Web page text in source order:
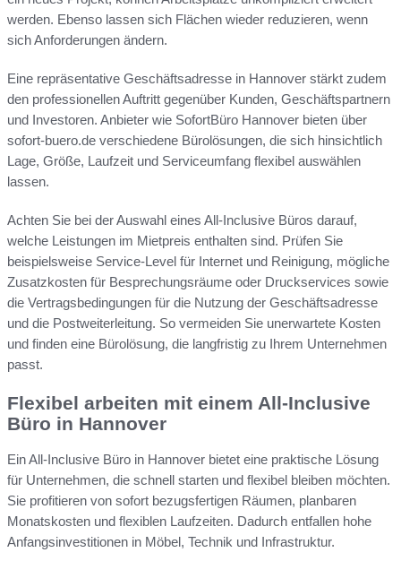
werden. Ebenso lassen sich Flächen wieder reduzieren, wenn
sich Anforderungen ändern.
Eine repräsentative Geschäftsadresse in Hannover stärkt zudem
den professionellen Auftritt gegenüber Kunden, Geschäftspartnern
und Investoren. Anbieter wie SofortBüro Hannover bieten über
sofort-buero.de verschiedene Bürolösungen, die sich hinsichtlich
Lage, Größe, Laufzeit und Serviceumfang flexibel auswählen
lassen.
Achten Sie bei der Auswahl eines All-Inclusive Büros darauf,
welche Leistungen im Mietpreis enthalten sind. Prüfen Sie
beispielsweise Service-Level für Internet und Reinigung, mögliche
Zusatzkosten für Besprechungsräume oder Druckservices sowie
die Vertragsbedingungen für die Nutzung der Geschäftsadresse
und die Postweiterleitung. So vermeiden Sie unerwartete Kosten
und finden eine Bürolösung, die langfristig zu Ihrem Unternehmen
passt.
Flexibel arbeiten mit einem All-Inclusive
Büro in Hannover
Ein All-Inclusive Büro in Hannover bietet eine praktische Lösung
für Unternehmen, die schnell starten und flexibel bleiben möchten.
Sie profitieren von sofort bezugsfertigen Räumen, planbaren
Monatskosten und flexiblen Laufzeiten. Dadurch entfallen hohe
Anfangsinvestitionen in Möbel, Technik und Infrastruktur.